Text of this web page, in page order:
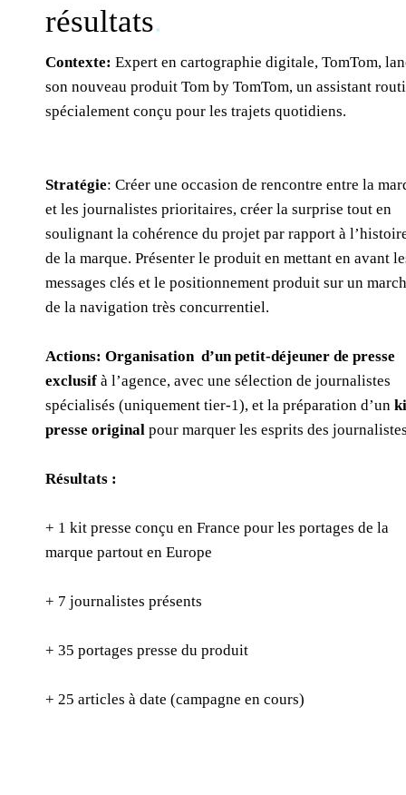
résultats.
Contexte:Expert en cartographie digitale, TomTom,
son nouveau produit Tom by TomTom, un assistant
spécialement conçu pour les trajets quotidiens.
Stratégie: Créer une occasion de rencontre entre la
et les journalistes prioritaires, créer la surprise tout en
soulignant la cohérence du projet par rapport à
de la marque. Présenter le produit en mettant en avant
messages clés et le positionnement produit sur un
de la navigation très concurrentiel.
Actions: Organisation d’un petit-déjeuner de presse
exclusifà l’agence, avec une sélection de journalistes
spécialisés (uniquement tier-1), et la préparation d’un
presse originalpour marquer les esprits des
Résultats :
+ 1 kit presse conçu en France pour les portages de la
marque partout en Europe
+ 7 journalistes présents
+ 35 portages presse du produit
+ 25 articles à date (campagne en cours)